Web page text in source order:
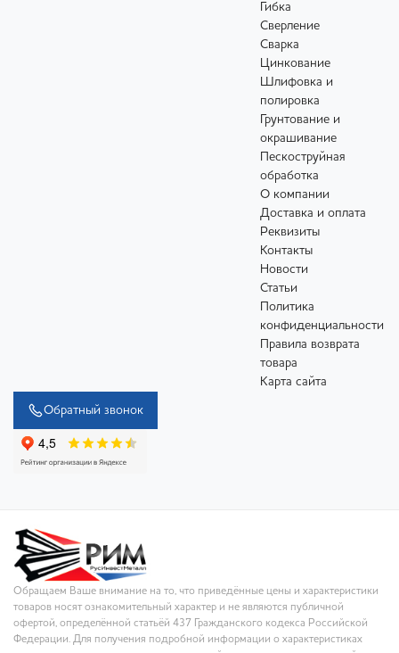
Гибка
Сверление
Сварка
Цинкование
Шлифовка и
полировка
Грунтование и
окрашивание
Пескоструйная
обработка
О компании
Доставка и оплата
Реквизиты
Контакты
Новости
Статьи
Политика
конфиденциальности
Правила возврата
товара
Карта сайта
Обратный звонок
Обращаем Ваше внимание на то, что приведённые цены и характеристики
товаров носят ознакомительный характер и не являются публичной
офертой, определённой статьёй 437 Гражданского кодекса Российской
Федерации. Для получения подробной информации о характеристиках